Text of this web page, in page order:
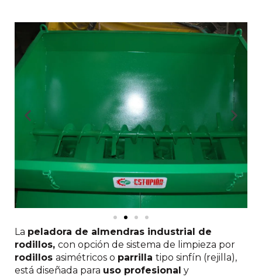
La peladora de almendras industrial de
rodillos, con opción de sistema de limpieza por
rodillos asimétricos o parrilla tipo sinfín (rejilla),
está diseñada para uso profesional y